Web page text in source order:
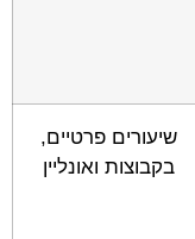
שיעורים פרטיים,
בקבוצות ואונליין